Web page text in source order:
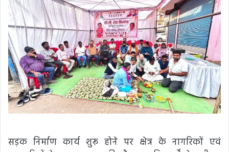
सड़क निर्माण कार्य शुरू होने पर क्षेत्र के नागरिकों एवं